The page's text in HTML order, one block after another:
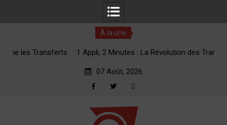
À la une
1 Appli, 2 Minutes : La Révolution des Transferts d’Argent
07 Août, 2026